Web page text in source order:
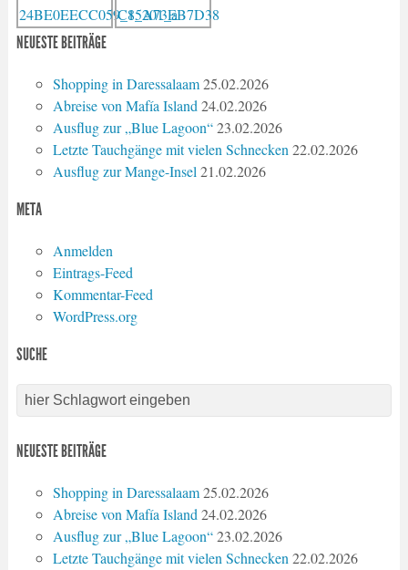
NEUESTE BEITRÄGE
Shopping in Daressalaam 25.02.2026
Abreise von Mafía Island 24.02.2026
Ausflug zur „Blue Lagoon“ 23.02.2026
Letzte Tauchgänge mit vielen Schnecken 22.02.2026
Ausflug zur Mange-Insel 21.02.2026
META
Anmelden
Eintrags-Feed
Kommentar-Feed
WordPress.org
SUCHE
NEUESTE BEITRÄGE
Shopping in Daressalaam 25.02.2026
Abreise von Mafía Island 24.02.2026
Ausflug zur „Blue Lagoon“ 23.02.2026
Letzte Tauchgänge mit vielen Schnecken 22.02.2026